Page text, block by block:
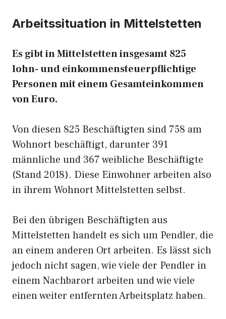
Arbeitssituation in Mittelstetten
Es gibt in Mittelstetten insgesamt 825
lohn- und einkommensteuerpflichtige
Personen mit einem Gesamteinkommen
von Euro.
Von diesen 825 Beschäftigten sind 758 am
Wohnort beschäftigt, darunter 391
männliche und 367 weibliche Beschäftigte
(Stand 2018). Diese Einwohner arbeiten also
in ihrem Wohnort Mittelstetten selbst.
Bei den übrigen Beschäftigten aus
Mittelstetten handelt es sich um Pendler, die
an einem anderen Ort arbeiten. Es lässt sich
jedoch nicht sagen, wie viele der Pendler in
einem Nachbarort arbeiten und wie viele
einen weiter entfernten Arbeitsplatz haben.